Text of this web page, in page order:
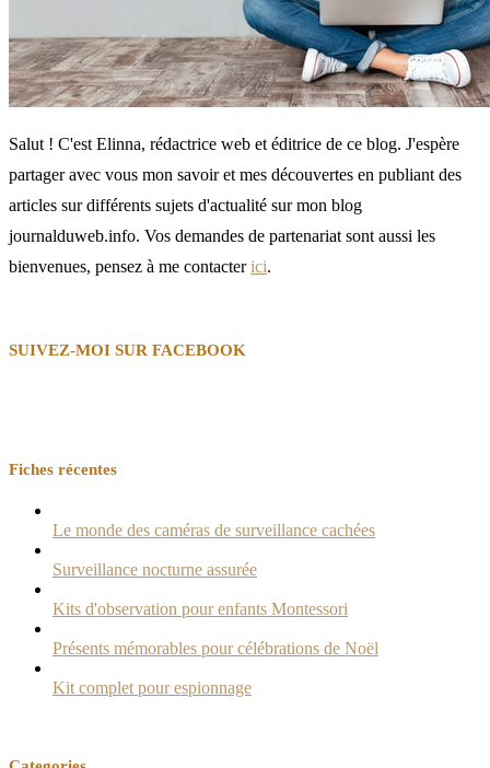
Salut ! C'est Elinna, rédactrice web et éditrice de ce blog. J'espère
partager avec vous mon savoir et mes découvertes en publiant des
articles sur différents sujets d'actualité sur mon blog
journalduweb.info. Vos demandes de partenariat sont aussi les
bienvenues, pensez à me contacterici.
SUIVEZ-MOI SUR FACEBOOK
Fiches récentes
Le monde des caméras de surveillance cachées
Surveillance nocturne assurée
Kits d'observation pour enfants Montessori
Présents mémorables pour célébrations de Noël
Kit complet pour espionnage